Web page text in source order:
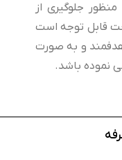
جلوگیری از
قابل توجه است
هدفمند و به صورت
نموده باشد.